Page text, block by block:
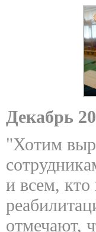
Декабрь
"Хотим
и всем,
отмечают,